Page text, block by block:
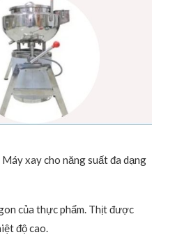
xay cho năng suất đa dạng
của thực phẩm. Thịt được
độ cao.